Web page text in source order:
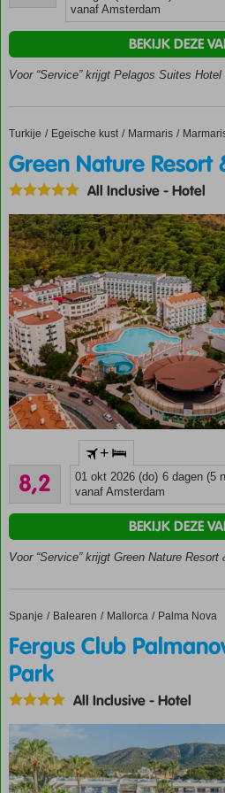
Buffet- en à-la-
carterestaurant
Meerdere
zwembaden
en oud
beoordelingenvanaf Amsterdam
Voor “Service” krijgt Pelagos Suites
BEKIJK DEZE
Home
Turkije Egeische kust Marmaris
Green Nature Resort & Spa
Green Nature Resort
All Inclusive-Hotel
Gelegen in
dennenbos
Lopend
óf met
het
Zwembad
met 4
glijbanen
8,2
Zeer goed
451
beoordelingen
+
01 okt 2026 (do) 6 dagen (5
vanaf Amsterdam
Voor “Service” krijgt Green Nature
BEKIJK DEZE
Home
Spanje Balearen Mallorca Palma Nova
Fergus Club Palmanova Park
Fergus Club
Park
All Inclusive-Hotel